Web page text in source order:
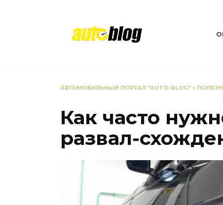
АВТОМОБИЛЬНЫЙ ПОРТАЛ "AUTO-BLOG" »
Как часто
развал-